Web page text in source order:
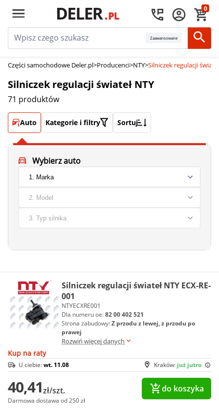
0
Zaawansowane
Części samochodowe Deler.pl>Producenci>NTY>Silniczek regulacji
Silniczek regulacji świateł NTY
71 produktów
Auto Kategorie i filtry Sortuj
Wybierz auto
Silniczek regulacji świateł NTY ECX-RE-
001
NTYECXRE001
Dla numeru oe:82 00 402 521
Strona zabudowy:Z przodu z lewej, z przodu po
prawej
Rozwiń więcej danych
Kup na raty
Kraków: już jutro
U ciebie:wt. 11.08
40,41zł/szt.
Darmowa dostawa od 250 zł
do koszyka